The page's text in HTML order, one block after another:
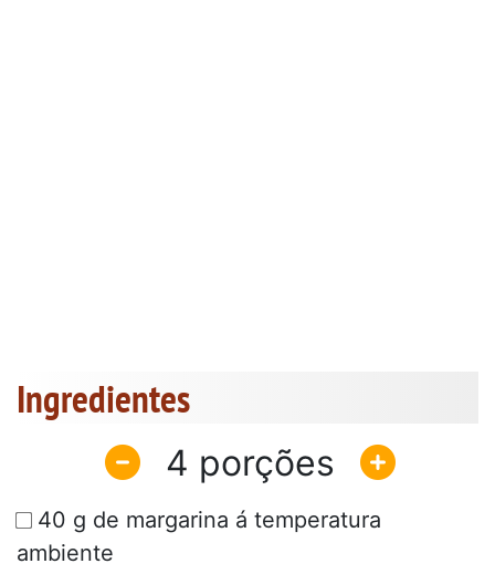
Ingredientes
4
40 g de margarina á temperatura
ambiente